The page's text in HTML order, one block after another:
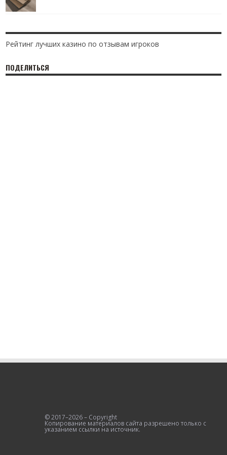
Рейтинг лучших казино по отзывам игроков
ПОДЕЛИТЬСЯ
© 2017–2026 – Copyright
Копирование материалов сайта разрешено только с
указанием ссылки на источник.